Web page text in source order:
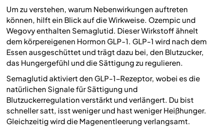
Um zu verstehen, warum Nebenwirkungen auftreten
können, hilft ein Blick auf die Wirkweise. Ozempic und
Wegovy enthalten Semaglutid. Dieser Wirkstoff ähnelt
dem körpereigenen Hormon GLP-1. GLP-1 wird nach dem
Essen ausgeschüttet und trägt dazu bei, den Blutzucker,
das Hungergefühl und die Sättigung zu regulieren.
Semaglutid aktiviert den GLP-1-Rezeptor, wobei es die
natürlichen Signale für Sättigung und
Blutzuckerregulation verstärkt und verlängert. Du bist
schneller satt, isst weniger und hast weniger Heißhunger.
Gleichzeitig wird die Magenentleerung verlangsamt.